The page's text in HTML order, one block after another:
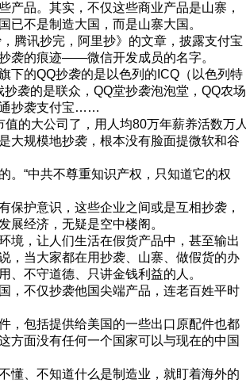
产品。其实，不仅这些商业产品是山寨，
已不是制造大国，而是山寨大国。
腾讯抄完，阿里抄》的文章，披露支付宝
袭的痕迹——微信开发成员的名字。
下的QQ抄袭的是以色列的ICQ（以色列特
袭的是联众，QQ堂抄袭泡泡堂，QQ农场
通抄袭支付宝……
的大公司了，用人均80万年薪养活数万人
大规模地抄袭，根本没有脸面提微软和谷
。“中共不尊重知识产权，只知道它的权
保护意识，这些企业之间或是互相抄袭，
展经济，无疑是空中楼阁。
境，让人们生活在假货产品中，甚至输出
，当大家都在用抄袭、山寨、做假货的办
、不守道德、只讲金钱利益的人。
，不仅抄袭他国尖端产品，连老百姓平时
，包括提供给美国的一些出口原配件也都
方面没有任何一个国家可以与现在的中国
懂、不知道什么是制造业，就盯着海外的